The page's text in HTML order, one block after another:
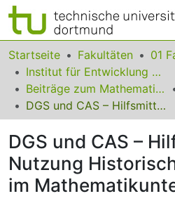
Bereiche & Sammlungen
Das gesamte Repositorium
Statistiken
FAQ
Leitlinien
Zurück zur Startseite
Startseite Fakultäten
Institut für Entwicklung und Erforschung des Mathematikunterrichts
Beiträge zum Mathematikunterricht
DGS und CAS – Hilfsmittel bei der Nutzung Historischer Materialien im Mathematikunterricht
DGS und CAS –
Nutzung
im